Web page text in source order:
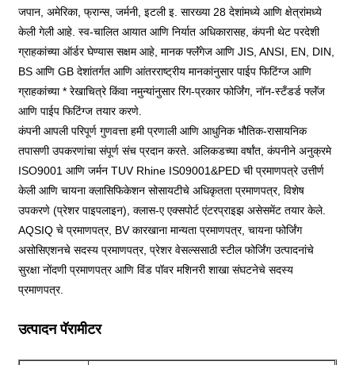
जपान, अमेरिका, फ्रान्स, जर्मनी, इटली इ. सारख्या 28 देशांमध्ये आणि क्षेत्रांमध्ये
केली गेली आहे. स्व-चालित आयात आणि निर्यात अधिकारासह, कंपनी थेट परदेशी
ग्राहकांच्या ऑर्डर घेण्यास सक्षम आहे, मानक फ्लॅंगेज आणि JIS, ANSI, EN, DIN,
BS आणि GB देशांतर्गत आणि आंतरराष्ट्रीय मानकांनुसार पाईप फिटिंग्ज आणि
ग्राहकांच्या * रेखाचित्रे किंवा नमुन्यांनुसार रिंग-प्रकार फोर्जिंग, नॉन-स्टँडर्ड फ्लॅंज
आणि पाईप फिटिंग्ज तयार करणे.
कंपनी आपली परिपूर्ण गुणवत्ता हमी प्रणाली आणि आधुनिक भौतिक-रासायनिक
तपासणी उपकरणांचा संपूर्ण संच प्रदान करते. अलिकडच्या वर्षांत, कंपनीने अनुक्रमे
ISO9001 आणि जर्मन TUV Rhine IS09001&PED ची प्रमाणपत्रे उत्तीर्ण
केली आणि चायना क्लासिफिकेशन सोसायटीचे अधिकृतता प्रमाणपत्र, विशेष
उपकरणे (प्रेशर पाइपलाइन), क्लास-ए एक्सपोर्ट एंटरप्राइझ असेसमेंट तयार केले.
AQSIQ चे प्रमाणपत्र, BV कारखाना मान्यता प्रमाणपत्र, चायना फोर्जिंग
असोसिएशनचे सदस्य प्रमाणपत्र, प्रेशर वेसल्ससाठी स्टील फोर्जिंग उत्पादनांचे
सुरक्षा नोंदणी प्रमाणपत्र आणि विंड पॉवर मशिनरी शाखा संघटनेचे सदस्य
प्रमाणपत्र.
उत्पादन पॅरामीटर